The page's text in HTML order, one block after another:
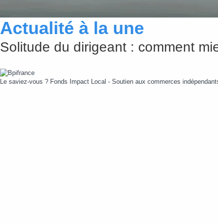
Actualité à la une
Solitude du dirigeant : comment
Le saviez-vous ? Fonds Impact Local - Soutien aux commerces